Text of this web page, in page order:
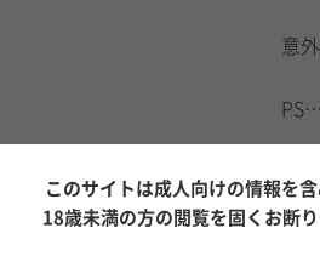
意
PS…
指
が
そ
このサイトは成人向けの情報を含
18歳未満の方の閲覧を固くお断り